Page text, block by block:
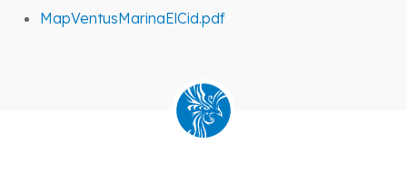
MapVentusMarinaElCid.pdf